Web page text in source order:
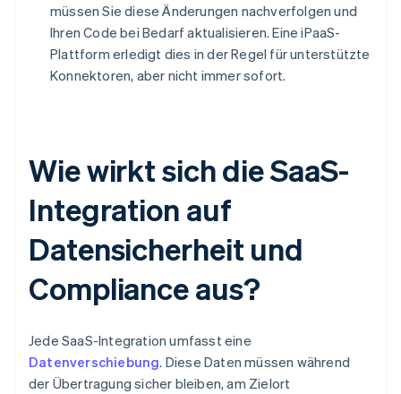
müssen Sie diese Änderungen nachverfolgen und
Ihren Code bei Bedarf aktualisieren. Eine iPaaS-
Plattform erledigt dies in der Regel für unterstützte
Konnektoren, aber nicht immer sofort.
Wie wirkt sich die SaaS-
Integration auf
Datensicherheit und
Compliance aus?
Jede SaaS-Integration umfasst eine
Datenverschiebung. Diese Daten müssen während
der Übertragung sicher bleiben, am Zielort